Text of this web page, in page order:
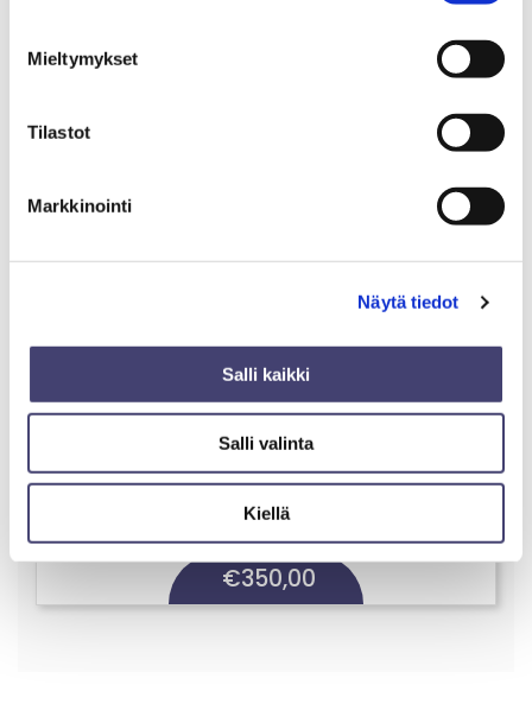
Mieltymykset
Tilastot
Markkinointi
Näytä tiedot
Salli kaikki
Salli valinta
Kiellä
oikealle puolelle) – varattu 1.9. asti
Tarjoilupöytä 1600mm (esim.
asiakastapahtumiin ja maistatuksiin)
Metos
€350,00